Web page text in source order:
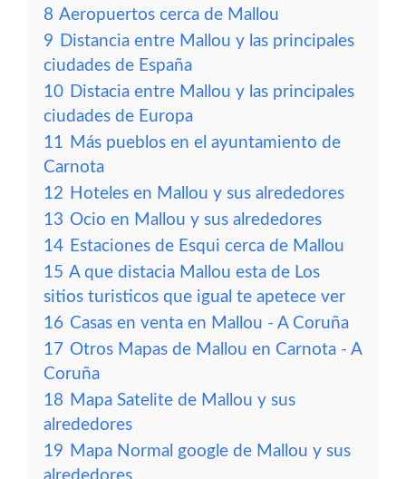
8 Aeropuertos cerca de Mallou
9 Distancia entre Mallou y las principales
ciudades de España
10 Distacia entre Mallou y las principales
ciudades de Europa
11 Más pueblos en el ayuntamiento de
Carnota
12 Hoteles en Mallou y sus alrededores
13 Ocio en Mallou y sus alrededores
14 Estaciones de Esqui cerca de Mallou
15 A que distacia Mallou esta de Los
sitios turisticos que igual te apetece ver
16 Casas en venta en Mallou - A Coruña
17 Otros Mapas de Mallou en Carnota - A
Coruña
18 Mapa Satelite de Mallou y sus
alrededores
19 Mapa Normal google de Mallou y sus